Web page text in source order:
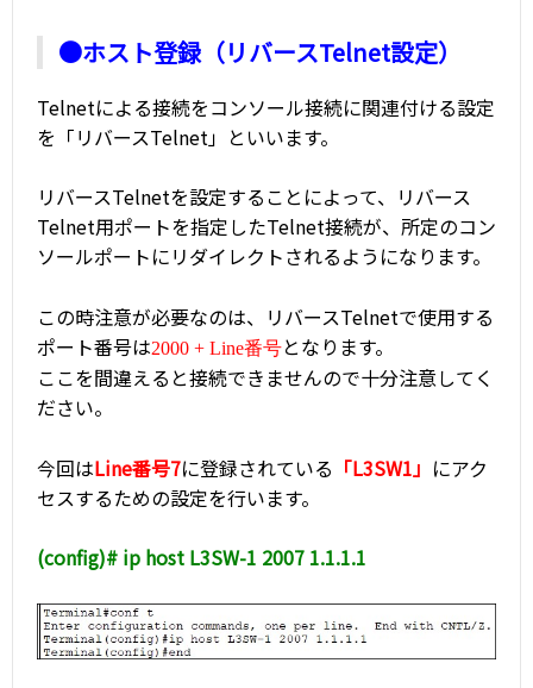
●ホスト登録（リバースTelnet設定）
Telnetによる接続をコンソール接続に関連付ける設定
を「リバースTelnet」といいます。
リバースTelnetを設定することによって、リバース
Telnet用ポートを指定したTelnet接続が、所定のコン
ソールポートにリダイレクトされるようになります。
この時注意が必要なのは、リバースTelnetで使用する
ポート番号は2000 + Line番号となります。
ここを間違えると接続できませんので十分注意してく
ださい。
今回はLine番号7に登録されている 「L3SW1」 にアク
セスするための設定を行います。
(config)# ip host L3SW-1 2007 1.1.1.1